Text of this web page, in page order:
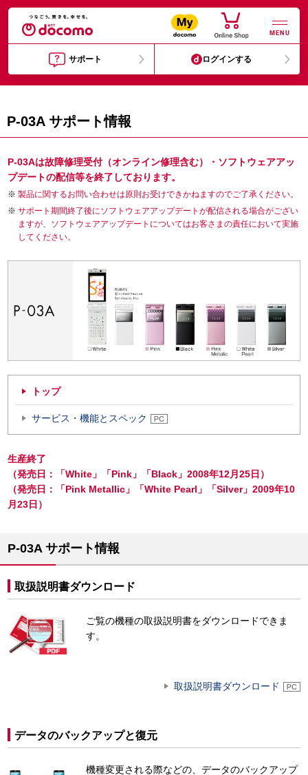
MENU
サポート ログインする
P-03A サポート情報
P-03Aは故障修理受付（オンライン修理含む）・ソフトウェアアッ
プデートの配信等を終了しております。
製品に関するお問い合わせは原則お受けできかねますのでご了承ください。
サポート期間終了後にソフトウェアアップデートが配信される場合がござい
ますが、ソフトウェアアップデートについてはお客さまの責任において実施
してください。
トップ
サービス・機能とスペック
生産終了
（発売日：「White」「Pink」「Black」2008年12月25日）
（発売日：「Pink Metallic」「White Pearl」「Silver」2009年10
月23日）
P-03A サポート情報
取扱説明書ダウンロード
ご覧の機種の取扱説明書をダウンロードできま
す。
取扱説明書ダウンロード
データのバックアップと復元
機種変更される際などの、データのバックアップ